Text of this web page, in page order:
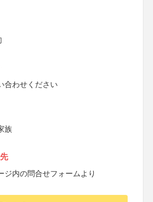
合わせください
族
ジ内の問合せフォームより